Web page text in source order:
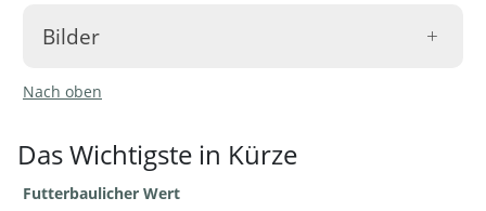
Bilder
Schafschwingel
Schafschwingel
Nach oben
Das Wichtigste in Kürze
Futterbaulicher Wert